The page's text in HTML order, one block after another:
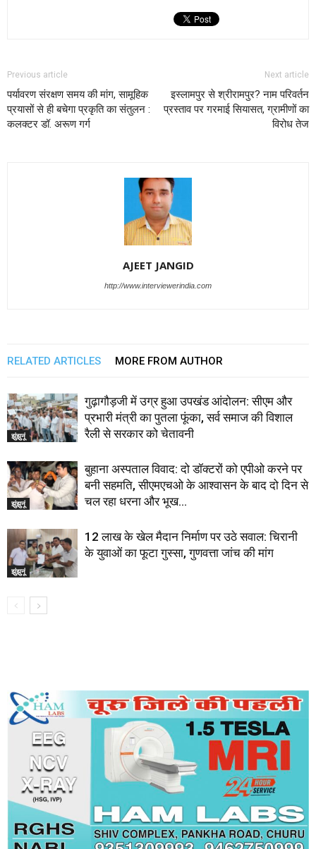
Previous article
पर्यावरण संरक्षण समय की मांग, सामूहिक
प्रयासों से ही बचेगा प्रकृति का संतुलन :
कलक्टर डॉ. अरूण गर्ग
Next article
इस्लामपुर से श्रीरामपुर? नाम परिवर्तन
प्रस्ताव पर गरमाई सियासत, ग्रामीणों का
विरोध तेज
AJEET JANGID
http://www.interviewerindia.com
RELATED ARTICLES MORE FROM AUTHOR
झुंझुनूं
गुढ़ागौड़जी में उग्र हुआ उपखंड आंदोलन: सीएम और
प्रभारी मंत्री का पुतला फूंका, सर्व समाज की विशाल
रैली से सरकार को चेतावनी
झुंझुनूं
बुहाना अस्पताल विवाद: दो डॉक्टरों को एपीओ करने पर
बनी सहमति, सीएमएचओ के आश्वासन के बाद दो दिन से
चल रहा धरना और भूख...
झुंझुनूं
12 लाख के खेल मैदान निर्माण पर उठे सवाल: चिरानी
के युवाओं का फूटा गुस्सा, गुणवत्ता जांच की मांग